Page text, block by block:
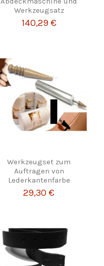
Werkzeugsatz
140,29 €
Werkzeugset zum
Auftragen von
Lederkantenfarbe
29,30 €